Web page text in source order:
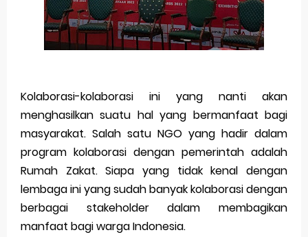
Merek Dagang dalam Perusahaan Besar
Merek Dagang dan Investasi
Trademark as a Business Asset
Global Trademark Protection System
Brand Adaptation Across Different Countries
Vivo v70 series: mid-range rasa flagship dengan
kamera zeiss & baterai jumbo
Kolaborasi-kolaborasi ini yang nanti akan
menghasilkan suatu hal yang bermanfaat bagi
masyarakat. Salah satu NGO yang hadir dalam
program kolaborasi dengan pemerintah adalah
Rumah Zakat. Siapa yang tidak kenal dengan
lembaga ini yang sudah banyak kolaborasi dengan
berbagai stakeholder dalam membagikan
manfaat bagi warga Indonesia.